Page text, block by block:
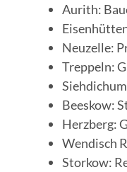
Aurith:
Neuzelle:
Treppeln:
Beeskow:
Herzberg:
Wendisch
Storkow: